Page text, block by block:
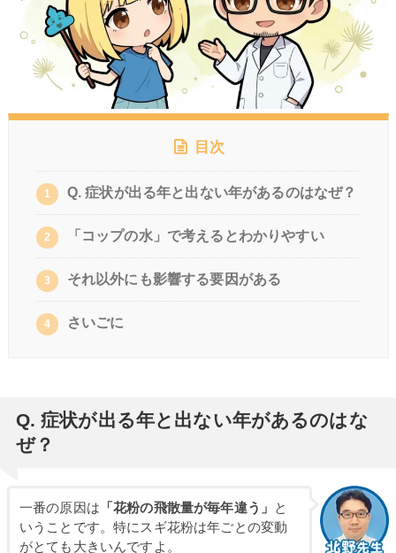
目次
1 Q. 症状が出る年と出ない年があるのはなぜ？
2 「コップの水」で考えるとわかりやすい
3 それ以外にも影響する要因がある
4 さいごに
Q. 症状が出る年と出ない年があるのはな
ぜ？
一番の原因は 「花粉の飛散量が毎年違う」
と
いうことです。特にスギ花粉は年ごとの変動
がとても大きいんですよ。